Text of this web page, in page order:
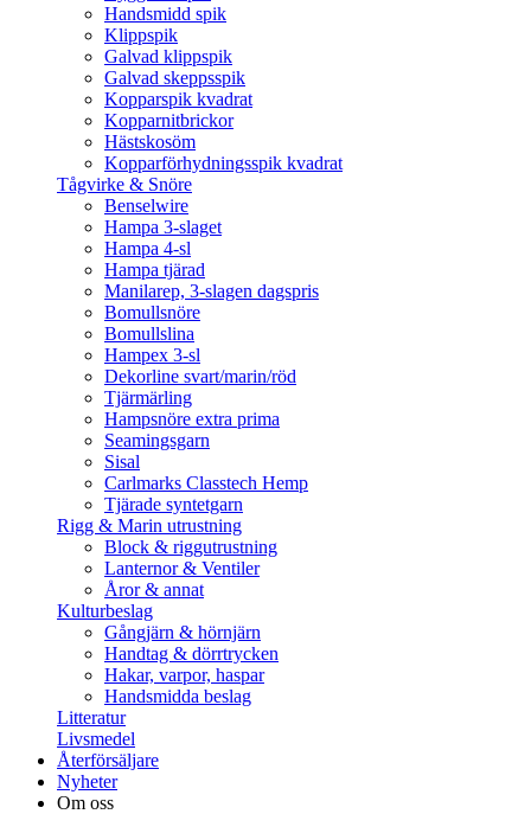
Handsmidd spik
Klippspik
Galvad klippspik
Galvad skeppsspik
Kopparspik kvadrat
Kopparnitbrickor
Hästskosöm
Kopparförhydningsspik kvadrat
Tågvirke & Snöre
Benselwire
Hampa 3-slaget
Hampa 4-sl
Hampa tjärad
Manilarep, 3-slagen dagspris
Bomullsnöre
Bomullslina
Hampex 3-sl
Dekorline svart/marin/röd
Tjärmärling
Hampsnöre extra prima
Seamingsgarn
Sisal
Carlmarks Classtech Hemp
Tjärade syntetgarn
Rigg & Marin utrustning
Block & riggutrustning
Lanternor & Ventiler
Åror & annat
Kulturbeslag
Gångjärn & hörnjärn
Handtag & dörrtrycken
Hakar, varpor, haspar
Handsmidda beslag
Litteratur
Livsmedel
Återförsäljare
Nyheter
Om oss